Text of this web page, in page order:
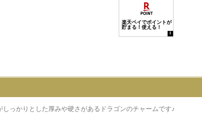
しっかりとした厚みや硬さがあるドラゴンのチャームです♪